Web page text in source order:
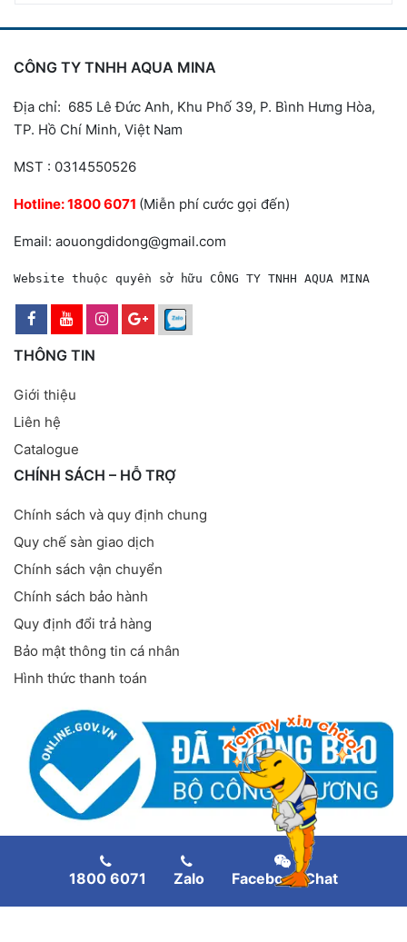
CÔNG TY TNHH AQUA MINA
Địa chỉ: 685 Lê Đức Anh, Khu Phố 39, P. Bình Hưng Hòa,
TP. Hồ Chí Minh, Việt Nam
MST : 0314550526
Hotline:1800 6071 (Miễn phí cước gọi đến)
Email: aouongdidong@gmail.com
Website thuộc quyền sở hữu CÔNG TY TNHH AQUA MINA
THÔNG TIN
Giới thiệu
Liên hệ
Catalogue
CHÍNH SÁCH – HỖ TRỢ
Chính sách và quy định chung
Quy chế sàn giao dịch
Chính sách vận chuyển
Chính sách bảo hành
Quy định đổi trả hàng
Bảo mật thông tin cá nhân
Hình thức thanh toán
1800 6071
Zalo Facebook Chat